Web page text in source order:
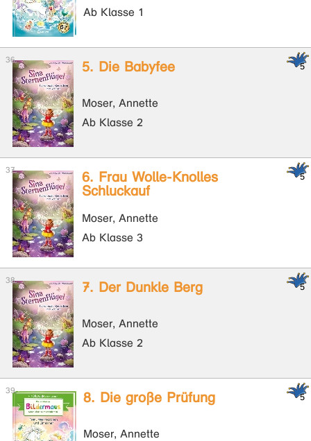
Ab Klasse 1
5. Die Babyfee
Moser, Annette
Ab Klasse 2
6. Frau Wolle-Knolles
Schluckauf
Moser, Annette
Ab Klasse 3
7. Der Dunkle Berg
Moser, Annette
Ab Klasse 2
8. Die große Prüfung
Moser, Annette